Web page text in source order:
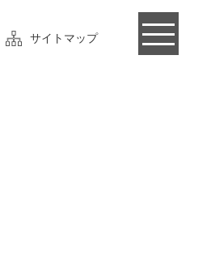
サイトマップ